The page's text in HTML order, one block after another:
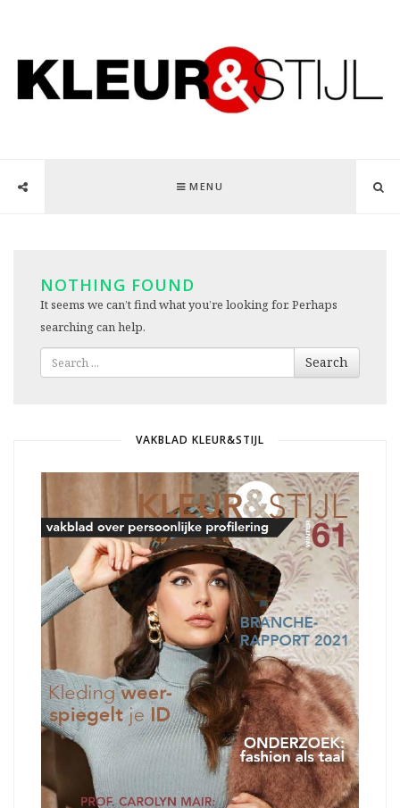
MENU
NOTHING FOUND
It seems we can’t find what you’re looking for. Perhaps
searching can help.
Search
VAKBLAD KLEUR&STIJL